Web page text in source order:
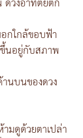
กใกล้ขอบฟ้า
นอยู่กับสภาพ
นบนของดวง
มดูด้วยตาเปล่า